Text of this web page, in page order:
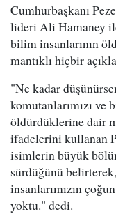
Cumhurbaşkanı
lideri Ali Hamaney
bilim insanlarının
mantıklı hiçbir
"Ne kadar
komutanlarımızı ve
öldürdüklerine dair
ifadelerini kullanan
isimlerin büyük
sürdüğünü
insanlarımızın
yoktu." dedi.